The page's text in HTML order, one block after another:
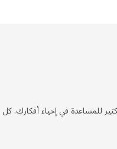
في إحياء أفكارك. كل